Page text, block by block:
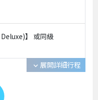
】 或同級
expand_more 展開詳細行程